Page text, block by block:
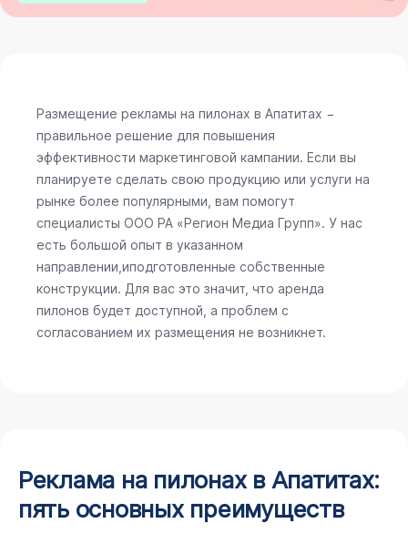
Размещение рекламы на пилонах в Апатитах −
правильное решение для повышения
эффективности маркетинговой кампании. Если вы
планируете сделать свою продукцию или услуги на
рынке более популярными, вам помогут
специалисты ООО РА «Регион Медиа Групп». У нас
есть большой опыт в указанном
направлении,иподготовленные собственные
конструкции. Для вас это значит, что аренда
пилонов будет доступной, а проблем с
согласованием их размещения не возникнет.
Реклама на пилонах в Апатитах:
пять основных преимуществ